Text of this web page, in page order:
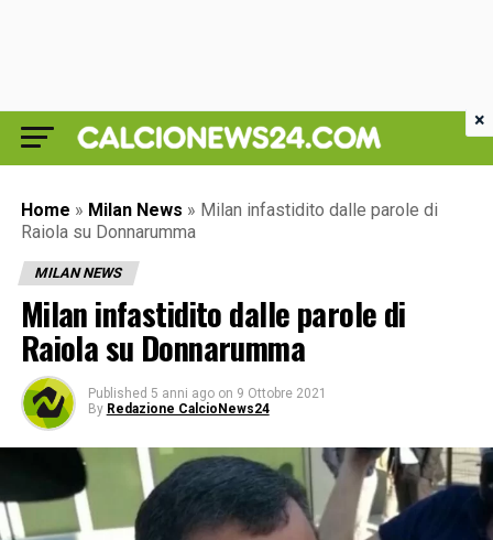
Home » Milan News » Milan infastidito dalle parole di
Raiola su Donnarumma
MILAN NEWS
Milan infastidito dalle parole di
Raiola su Donnarumma
Published 5 anni ago on 9 Ottobre 2021
By Redazione CalcioNews24
×